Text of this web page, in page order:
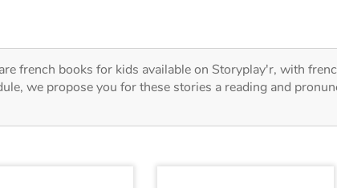
french books for kids available on Storyplay'r, with
we propose you for these stories a reading and